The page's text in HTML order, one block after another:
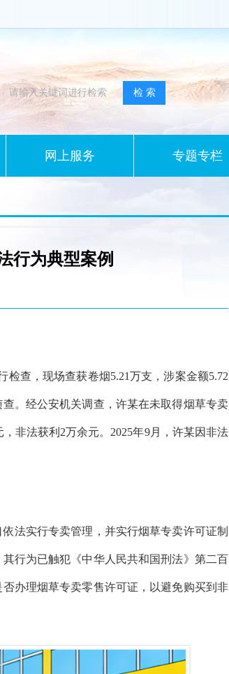
网上服务 专题专栏
行为典型案例
查，现场查获卷烟5.21万支，涉案金额5.72
。经公安机关调查，许某在未取得烟草专卖
非法获利2万余元。2025年9月，许某因非法
法实行专卖管理，并实行烟草专卖许可证制
行为已触犯《中华人民共和国刑法》第二百
办理烟草专卖零售许可证，以避免购买到非